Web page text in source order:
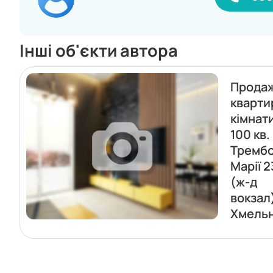
Інші об'єкти автора
100
Марії
(ж-д